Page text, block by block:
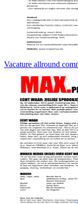
Vacature allround